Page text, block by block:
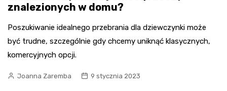
znalezionych w domu?
Poszukiwanie idealnego przebrania dla dziewczynki może
być trudne, szczególnie gdy chcemy uniknąć klasycznych,
komercyjnych opcji.
Joanna Zaremba 9 stycznia 2023